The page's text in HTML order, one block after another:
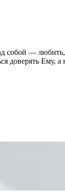
собой —
доверять Ему,